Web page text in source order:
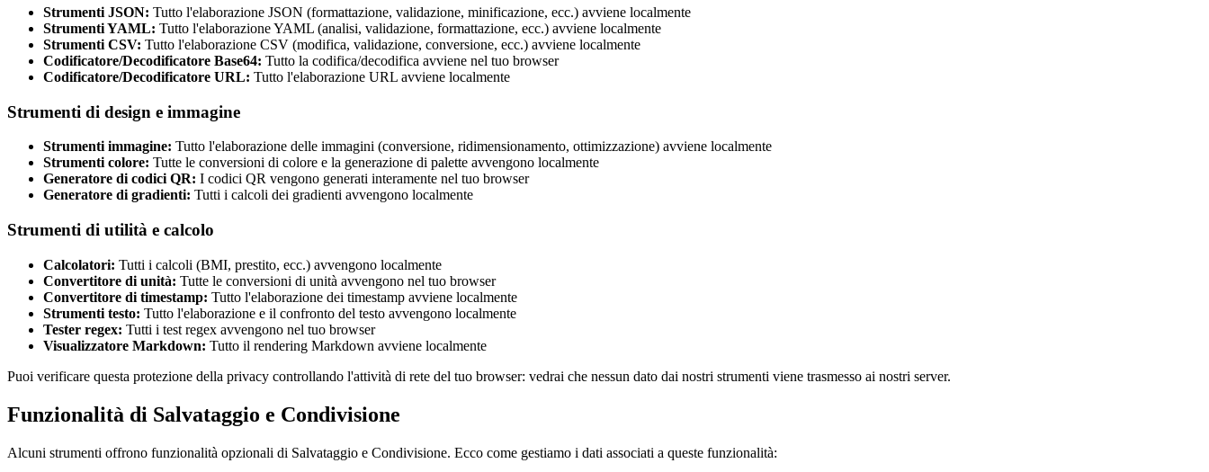
Strumenti JSON: Tutto l'elaborazione JSON (formattazione, validazione, minificazione, ecc.) avviene localmente
Strumenti YAML: Tutto l'elaborazione YAML (analisi, validazione, formattazione, ecc.) avviene localmente
Strumenti CSV: Tutto l'elaborazione CSV (modifica, validazione, conversione, ecc.) avviene localmente
Codificatore/Decodificatore Base64: Tutto la codifica/decodifica avviene nel tuo browser
Codificatore/Decodificatore URL: Tutto l'elaborazione URL avviene localmente
Strumenti di design e immagine
Strumenti immagine: Tutto l'elaborazione delle immagini (conversione, ridimensionamento, ottimizzazione) avviene localmente
Strumenti colore: Tutte le conversioni di colore e la generazione di palette avvengono localmente
Generatore di codici QR: I codici QR vengono generati interamente nel tuo browser
Generatore di gradienti: Tutti i calcoli dei gradienti avvengono localmente
Strumenti di utilità e calcolo
Calcolatori: Tutti i calcoli (BMI, prestito, ecc.) avvengono localmente
Convertitore di unità: Tutte le conversioni di unità avvengono nel tuo browser
Convertitore di timestamp: Tutto l'elaborazione dei timestamp avviene localmente
Strumenti testo: Tutto l'elaborazione e il confronto del testo avvengono localmente
Tester regex: Tutti i test regex avvengono nel tuo browser
Visualizzatore Markdown: Tutto il rendering Markdown avviene localmente
Puoi verificare questa protezione della privacy controllando l'attività di rete del tuo browser: vedrai che nessun dato dai nostri strumenti viene trasmesso ai nostri server.
Funzionalità di Salvataggio e Condivisione
Alcuni strumenti offrono funzionalità opzionali di Salvataggio e Condivisione. Ecco come gestiamo i dati associati a queste funzionalità: